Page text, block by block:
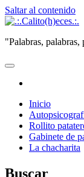
Saltar al contenido
.:.Calito(h)eces.:.
"Palabras,
abrir
principal
Inicio
Rollito
Gabinete de
La chacharita
Barra
Buscar